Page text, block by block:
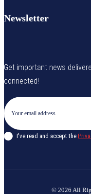
Newsletter
Get important news
connected!
I've read and accept the
© 2026 All